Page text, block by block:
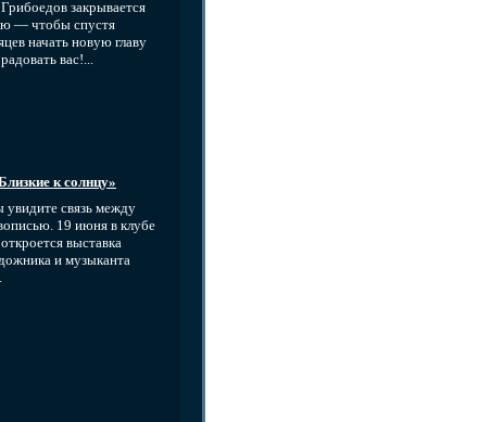
закрывается
— чтобы спустя
начать новую главу
вас!...
к солнцу»
увидите связь между
19 июня в клубе
выставка
и музыканта